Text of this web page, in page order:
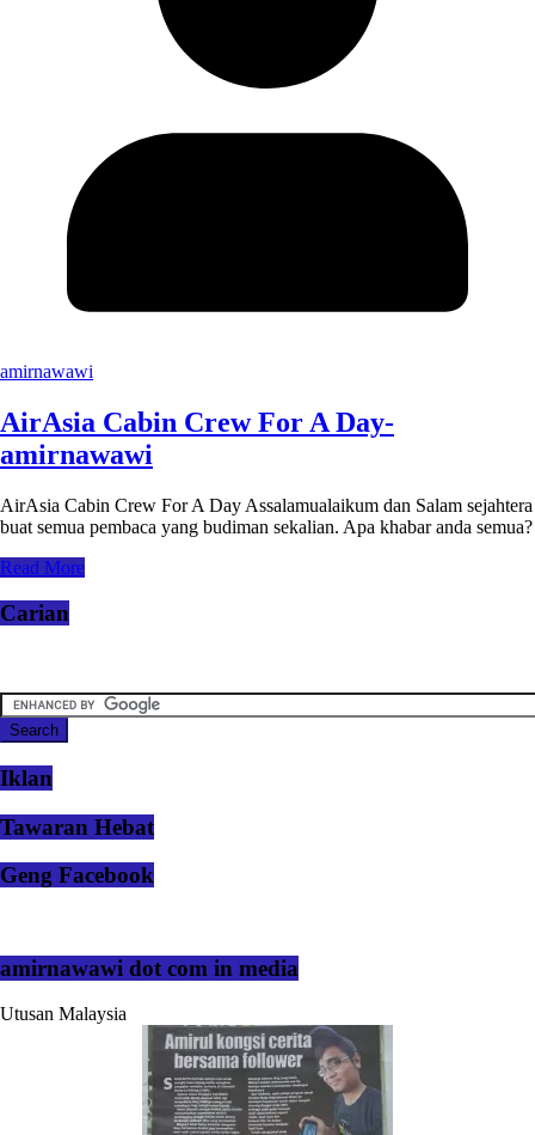
amirnawawi
AirAsia Cabin Crew For A Day-
amirnawawi
AirAsia Cabin Crew For A Day Assalamualaikum dan Salam sejahtera
buat semua pembaca yang budiman sekalian. Apa khabar anda semua?
Read More
Carian
Iklan
Tawaran Hebat
Geng Facebook
amirnawawi dot com in media
Utusan Malaysia